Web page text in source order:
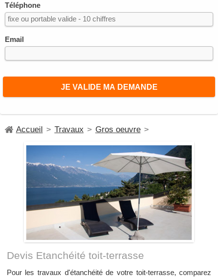
Téléphone
Email
Accueil > Travaux > Gros oeuvre >
Devis Etanchéité toit-terrasse
Pour les travaux d'étanchéité de votre toit-terrasse, comparez